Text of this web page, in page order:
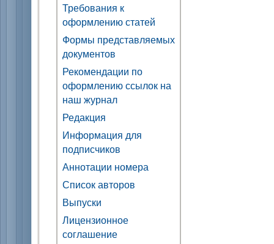
Требования к
оформлению статей
Формы представляемых
документов
Рекомендации по
оформлению ссылок на
наш журнал
Редакция
Информация для
подписчиков
Аннотации номера
Список авторов
Выпуски
Лицензионное
соглашение